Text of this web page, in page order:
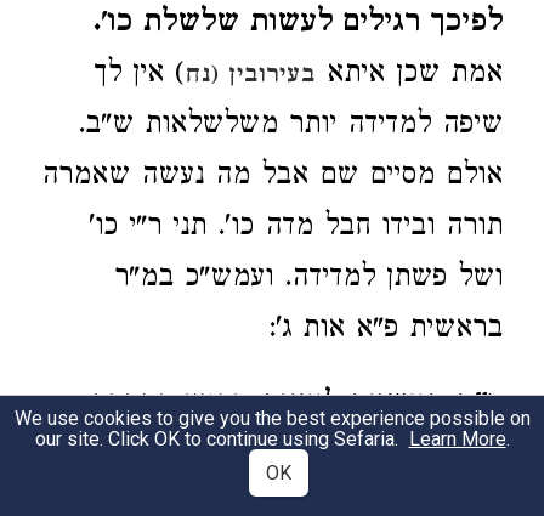
לפיכך רגילים לעשות שלשלת כו'.
אמת שכן איתא בעירובין (נח) אין לך
שיפה למדידה יותר משלשלאות ש"ב.
אולם מסיים שם אבל מה נעשה שאמרה
תורה ובידו חבל מדה כו'. תני ר"י כו'
ושל פשתן למדידה. ועמש"כ במ"ר
בראשית פ"א אות ג':
2 ד"ה העשויה לעצים.דהויא כמתכת
המשמשת את העץ. תימה דא"כ כל כלי
We use cookies to give you the best experience possible on
our site. Click OK to continue using Sefaria. Learn More.
OK